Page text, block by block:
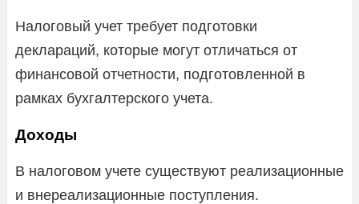
Налоговый учет требует подготовки
деклараций, которые могут отличаться от
финансовой отчетности, подготовленной в
рамках бухгалтерского учета.
Доходы
В налоговом учете существуют реализационные
и внереализационные поступления.